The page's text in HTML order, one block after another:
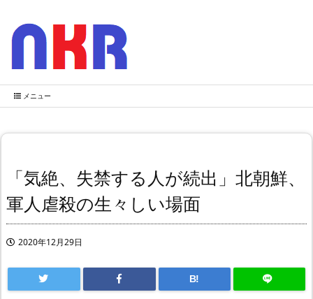
メニュー
「気絶、失禁する人が続出」北朝鮮、
軍人虐殺の生々しい場面
2020年12月29日
B!